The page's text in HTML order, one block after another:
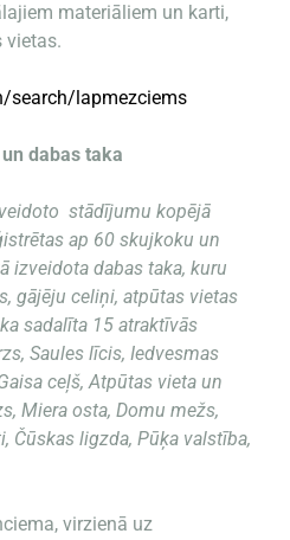
materiāliem un karti,
vietas.
search/lapmezciems
dabas taka
stādījumu kopējā
ap 60 skujkoku un
izveidota dabas taka, kuru
gājēju celiņi, atpūtas vietas
sadalīta 15 atraktīvās
Saules līcis, Iedvesmas
ceļš, Atpūtas vieta un
Miera osta, Domu mežs,
Čūskas ligzda, Pūķa valstība,
virzienā uz